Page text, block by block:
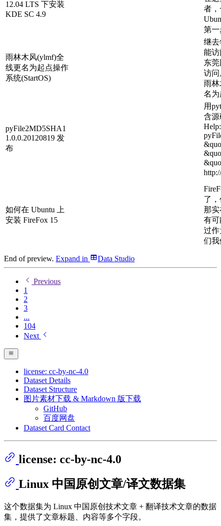
12.04 LTS 下安装
KDE SC 4.9
者
第一
雨林木风(ylmf)全
线更名为起点操作
系统(StartOS)
继去
能访
东
访
雨林
名为
pyFile2MD5SHA1
1.0.0.20120819 发
布
用
含
如何在 Ubuntu 上
安装 FireFox 15
了
那
有
过
们我
End of preview. Expand in Data Studio
Previous
1
2
3
...
104
Next
license: cc-by-nc-4.0
Dataset Details
Dataset Structure
图片素材下载 & Markdown 版下载
GitHub
百度网盘
Dataset Card Contact
license: cc-by-nc-4.0
Linux 中国原创文章/译文数据集
这个数据集为 Linux 中国原创技术文章 + 翻译技术文章的数据
集，提供了文章标题、内容等多个字段。